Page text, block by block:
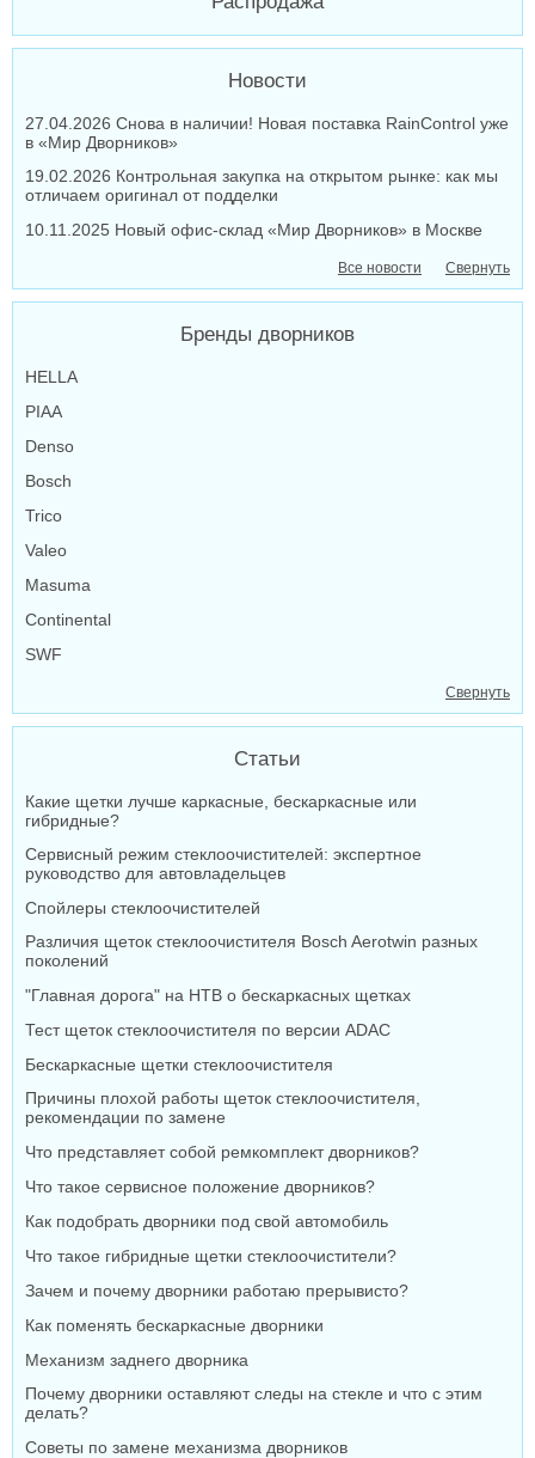
Новости
27.04.2026 Снова в наличии! Новая поставка RainControl уже
в «Мир Дворников»
19.02.2026 Контрольная закупка на открытом рынке: как мы
отличаем оригинал от подделки
10.11.2025 Новый офис-склад «Мир Дворников» в Москве
Свернуть
Все новости
Бренды дворников
HELLA
PIAA
Denso
Bosch
Trico
Valeo
Masuma
Continental
SWF
Свернуть
Статьи
Какие щетки лучше каркасные, бескаркасные или
гибридные?
Сервисный режим стеклоочистителей: экспертное
руководство для автовладельцев
Спойлеры стеклоочистителей
Различия щеток стеклоочистителя Bosch Aerotwin разных
поколений
"Главная дорога" на НТВ о бескаркасных щетках
Тест щеток стеклоочистителя по версии ADAC
Бескаркасные щетки стеклоочистителя
Причины плохой работы щеток стеклоочистителя,
рекомендации по замене
Что представляет собой ремкомплект дворников?
Что такое сервисное положение дворников?
Как подобрать дворники под свой автомобиль
Что такое гибридные щетки стеклоочистители?
Зачем и почему дворники работаю прерывисто?
Как поменять бескаркасные дворники
Механизм заднего дворника
Почему дворники оставляют следы на стекле и что с этим
делать?
Советы по замене механизма дворников